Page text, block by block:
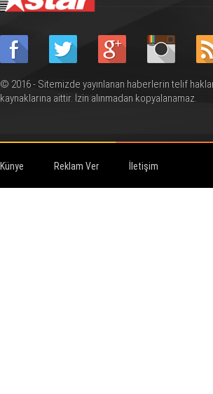
© 2016 - Sitemizde yayınlanan haberlerin telif
kaynaklarına aittir. İzin alınmadan kopyalanamaz.
Künye Reklam Ver İletişim